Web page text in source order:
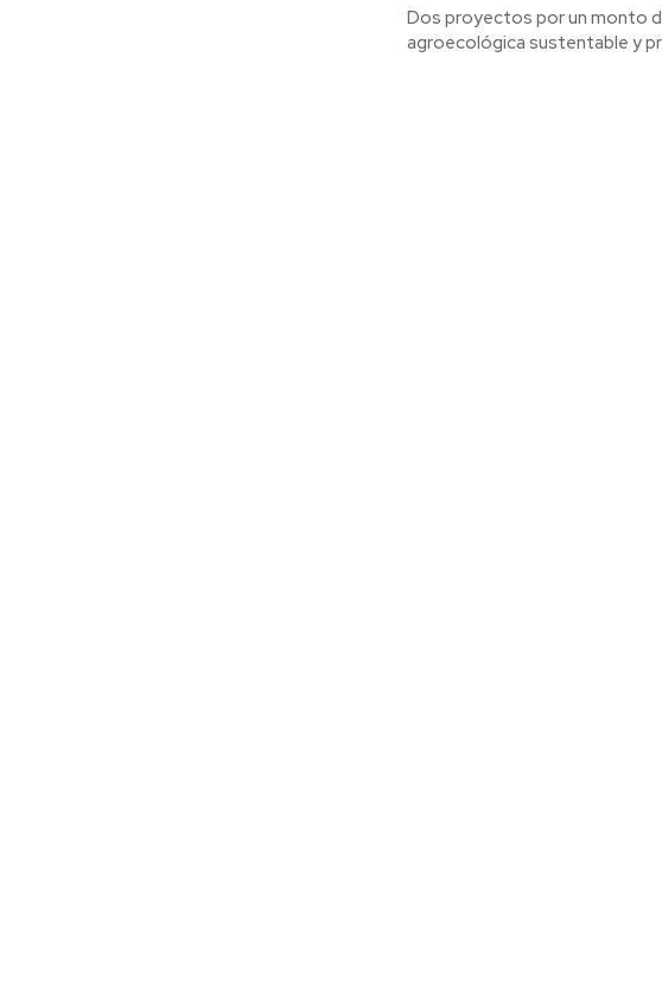
Dos proyectos por un monto
agroecológica sustentable y